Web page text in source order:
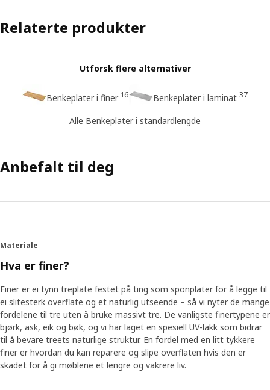
Relaterte produkter
Utforsk flere alternativer
Benkeplater i finer 16 Benkeplater i laminat 37
Alle Benkeplater i standardlengde
Anbefalt til deg
Materiale
Hva er finer?
Finer er ei tynn treplate festet på ting som sponplater for å legge til
ei slitesterk overflate og et naturlig utseende – så vi nyter de mange
fordelene til tre uten å bruke massivt tre. De vanligste finertypene er
bjørk, ask, eik og bøk, og vi har laget en spesiell UV-lakk som bidrar
til å bevare treets naturlige struktur. En fordel med en litt tykkere
finer er hvordan du kan reparere og slipe overflaten hvis den er
skadet for å gi møblene et lengre og vakrere liv.